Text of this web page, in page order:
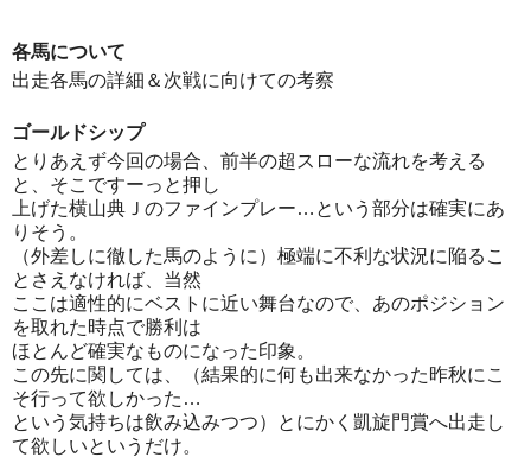
各馬について
出走各馬の詳細＆次戦に向けての考察
ゴールドシップ
とりあえず今回の場合、前半の超スローな流れを考える
と、そこですーっと押し
上げた横山典Ｊのファインプレー…という部分は確実にあ
りそう。
（外差しに徹した馬のように）極端に不利な状況に陥るこ
とさえなければ、当然
ここは適性的にベストに近い舞台なので、あのポジション
を取れた時点で勝利は
ほとんど確実なものになった印象。
この先に関しては、（結果的に何も出来なかった昨秋にこ
そ行って欲しかった…
という気持ちは飲み込みつつ）とにかく凱旋門賞へ出走し
て欲しいというだけ。